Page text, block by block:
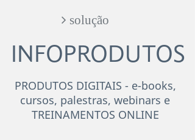
​​​​​​​​​​​​​​ solução
INFOPRODUTOS
PRODUTOS DIGITAIS - e-books,
cursos, palestras, webinars e
TREINAMENTOS ONLINE